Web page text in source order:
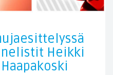
Heikki